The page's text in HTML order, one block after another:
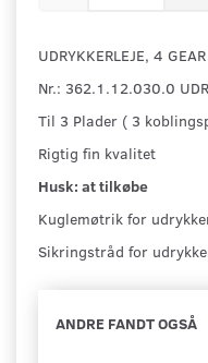
UDRYKKERLEJE, 4 GEAR
Nr.: 362.1.12.030.0
Til 3 Plader ( 3
Rigtig fin kvalitet
Husk: at tilkøbe
Kuglemøtrik for
Sikringstråd for
ANDRE FANDT OGSÅ